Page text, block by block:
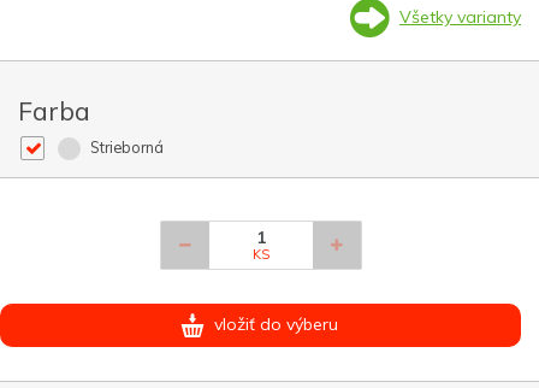
Všetky varianty
Farba
Strieborná
KS
vložiť do výberu